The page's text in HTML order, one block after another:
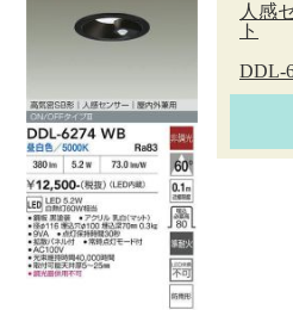
人感
ト
DDL-